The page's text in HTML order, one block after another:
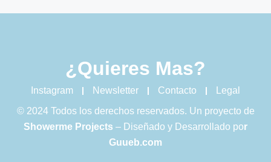
¿Quieres Mas?
Instagram Newsletter Contacto
Legal
© 2024 Todos los derechos reservados. Un proyecto de
Showerme Projects – Diseñado y Desarrollado por
Guueb.com